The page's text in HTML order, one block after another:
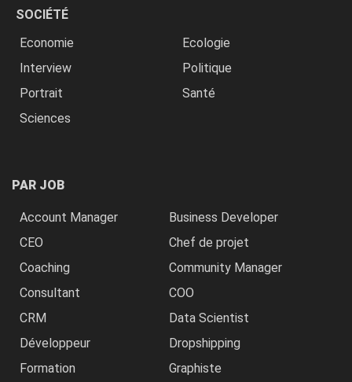
SOCIÉTÉ
Economie
Ecologie
Interview
Politique
Portrait
Santé
Sciences
PAR JOB
Account Manager
Business Developer
CEO
Chef de projet
Coaching
Community Manager
Consultant
COO
CRM
Data Scientist
Développeur
Dropshipping
Formation
Graphiste